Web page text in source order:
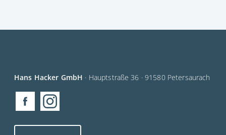
Hans Hacker GmbH · Hauptstraße 36 · 91580 Petersaurach